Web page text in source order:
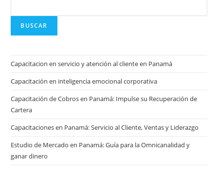
BUSCAR
Capacitacion en servicio y atención al cliente en Panamá
Capacitación en inteligencia emocional corporativa
Capacitación de Cobros en Panamá: Impulse su Recuperación de
Cartera
Capacitaciones en Panamá: Servicio al Cliente, Ventas y Liderazgo
Estudio de Mercado en Panamá: Guía para la Omnicanalidad y
ganar dinero